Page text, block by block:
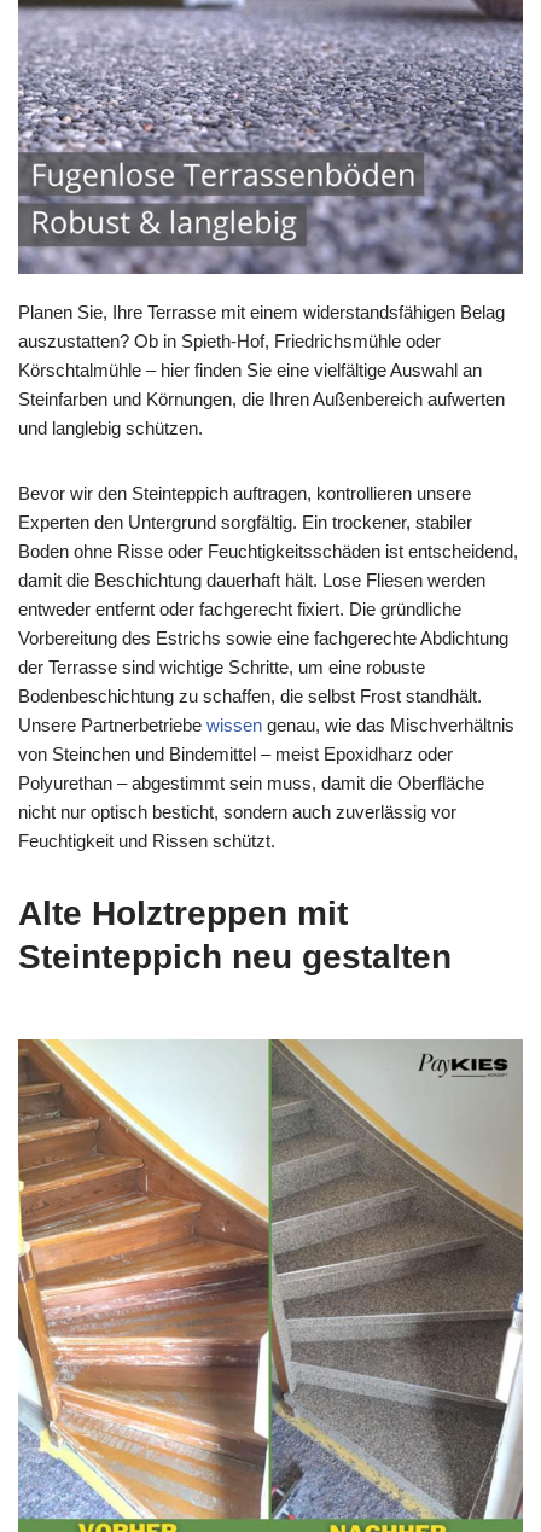
Planen Sie, Ihre Terrasse mit einem widerstandsfähigen Belag
auszustatten? Ob in Spieth-Hof, Friedrichsmühle oder
Körschtalmühle – hier finden Sie eine vielfältige Auswahl an
Steinfarben und Körnungen, die Ihren Außenbereich aufwerten
und langlebig schützen.
Bevor wir den Steinteppich auftragen, kontrollieren unsere
Experten den Untergrund sorgfältig. Ein trockener, stabiler
Boden ohne Risse oder Feuchtigkeitsschäden ist entscheidend,
damit die Beschichtung dauerhaft hält. Lose Fliesen werden
entweder entfernt oder fachgerecht fixiert. Die gründliche
Vorbereitung des Estrichs sowie eine fachgerechte Abdichtung
der Terrasse sind wichtige Schritte, um eine robuste
Bodenbeschichtung zu schaffen, die selbst Frost standhält.
Unsere Partnerbetriebe wissen genau, wie das Mischverhältnis
von Steinchen und Bindemittel – meist Epoxidharz oder
Polyurethan – abgestimmt sein muss, damit die Oberfläche
nicht nur optisch besticht, sondern auch zuverlässig vor
Feuchtigkeit und Rissen schützt.
Alte Holztreppen mit
Steinteppich neu gestalten